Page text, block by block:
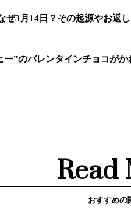
ぜ3月14日？その起源やお返
ー”のバレンタインチョコが
Read
おすすめの